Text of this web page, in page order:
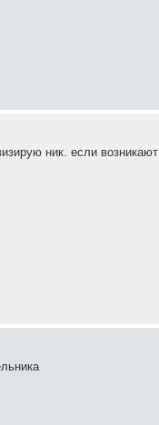
ник. если возникают